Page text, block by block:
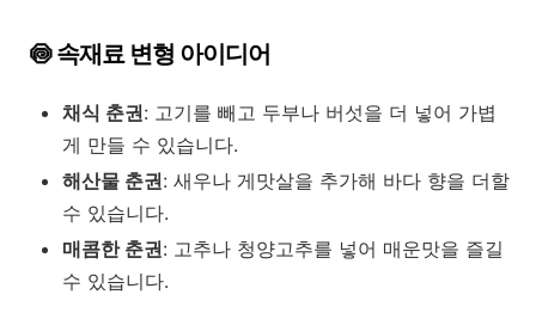
🍥 속재료 변형 아이디어
채식 춘권: 고기를 빼고 두부나 버섯을 더 넣어 가볍
게 만들 수 있습니다.
해산물 춘권: 새우나 게맛살을 추가해 바다 향을 더할
수 있습니다.
매콤한 춘권: 고추나 청양고추를 넣어 매운맛을 즐길
수 있습니다.